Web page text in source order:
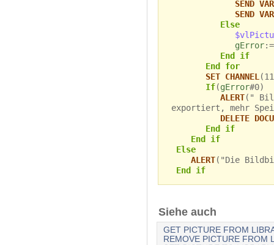
SEND
SEND
Else
gError
End if
End for
SET CHANNEL
If(gError#0)
ALERT("
exportiert, mehr
DELETE
End if
End if
Else
ALERT("Die
End if
Siehe auch
GET PICTURE FROM
REMOVE PICTURE FROM